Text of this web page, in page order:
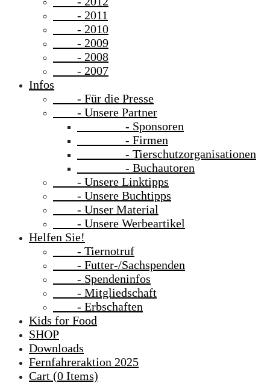
- 2011
- 2010
- 2009
- 2008
- 2007
Infos
- Für die Presse
- Unsere Partner
- Sponsoren
- Firmen
- Tierschutzorganisationen
- Buchautoren
- Unsere Linktipps
- Unsere Buchtipps
- Unser Material
- Unsere Werbeartikel
Helfen Sie!
- Tiernotruf
- Futter-/Sachspenden
- Spendeninfos
- Mitgliedschaft
- Erbschaften
Kids for Food
SHOP
Downloads
Fernfahreraktion 2025
Cart (0 Items)